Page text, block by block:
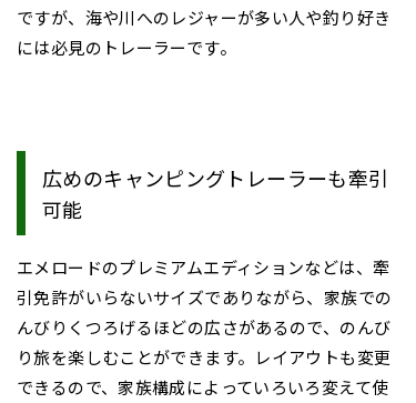
ですが、海や川へのレジャーが多い人や釣り好き
には必見のトレーラーです。
広めのキャンピングトレーラーも牽引
可能
エメロードのプレミアムエディションなどは、牽
引免許がいらないサイズでありながら、家族での
んびりくつろげるほどの広さがあるので、のんび
り旅を楽しむことができます。レイアウトも変更
できるので、家族構成によっていろいろ変えて使